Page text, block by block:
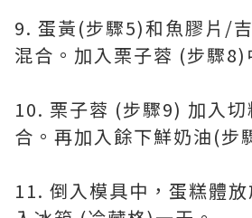
9. 蛋黃(步驟5)和魚膠片/
混合。加入栗子蓉 (步驟8)
10. 栗子蓉 (步驟9) 加入
合。再加入餘下鮮奶油(步
11. 倒入模具中，蛋糕體